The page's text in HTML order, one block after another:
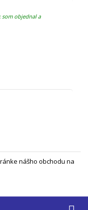
objednal a
nášho obchodu na